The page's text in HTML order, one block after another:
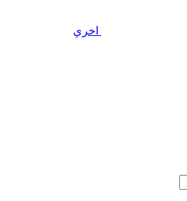
اخري